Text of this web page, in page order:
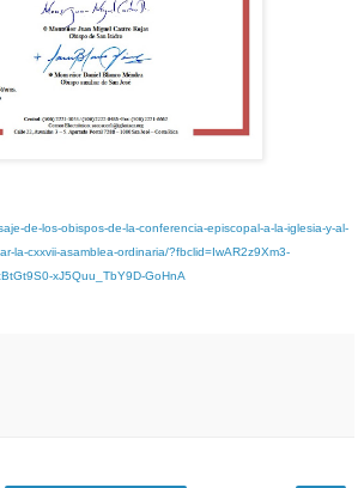
de-los-obispos-de-la-conferencia-episcopal-a-la-iglesia-y-al-
la-cxxvii-asamblea-ordinaria/?fbclid=IwAR2z9Xm3-
xJ5Quu_TbY9D-GoHnA